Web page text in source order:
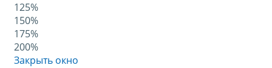
125%
150%
175%
200%
Закрыть окно